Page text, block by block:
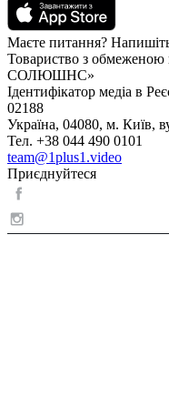
Маєте питання?
Товариство з
СОЛЮШНС»
Ідентифікатор медіа в
02188
Україна, 04080, м. Київ,
Тел. +38 044 490 0101
team@1plus1.video
Приєднуйтеся